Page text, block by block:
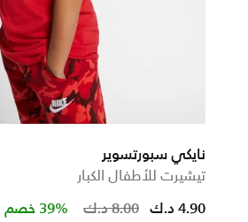
نايكي سبورتسوير
تيشيرت للأطفال الكبار
Price
8.00 د.ك 4.90 د.ك 39% خصم